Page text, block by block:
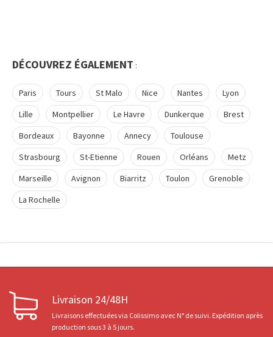
DÉCOUVREZ ÉGALEMENT :
Paris Tours St Malo Nice Nantes
Lyon
Lille
Montpellier Le Havre Dunkerque
Brest
Bordeaux
Bayonne Annecy
Toulouse
Strasbourg
St-Etienne Rouen Orléans
Metz
Marseille
Avignon Biarritz Toulon
Grenoble
La Rochelle
Livraison 24/48H
Livraisons effectuées via Colissimo avec N° de suivi. Expédition après
production sous 3 à 5 jours.